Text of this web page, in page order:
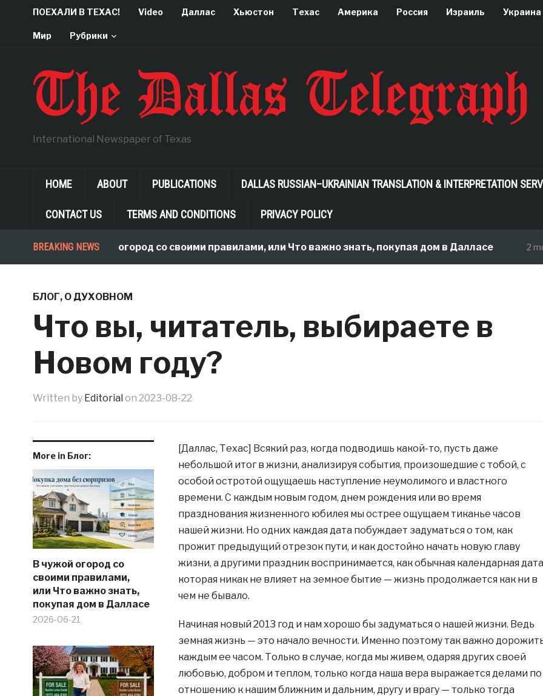
ПОЕХАЛИ В ТЕХАС! Video Даллас Хьюстон Техас Америка Россия Израиль Украина
Мир Рубрики
International Newspaper of Texas
HOME ABOUT PUBLICATIONS DALLAS RUSSIAN–UKRAINIAN TRANSLATION & INTERPRETATION
CONTACT US TERMS AND CONDITIONS PRIVACY POLICY
BREAKING NEWS
В чужой огород со своими правилами, или Что важно знать, покупая дом в Далласе 2
БЛОГ, О ДУХОВНОМ
Что вы, читатель, выбираете в
Новом году?
Written by Editorial on 2023-08-22
More in Блог:
В чужой огород со
своими правилами,
или Что важно знать,
покупая дом в Далласе
2026-06-21
[Даллас, Техас] Всякий раз, когда подводишь какой-то, пусть даже
небольшой итог в жизни, анализируя события, произошедшие с тобой, с
особой остротой ощущаешь наступление неумолимого и властного
времени. С каждым новым годом, днем рождения или во время
празднования жизненного юбилея мы острее ощущаем тиканье часов
нашей жизни. Но одних каждая дата побуждает задуматься о том, как
прожит предыдущий отрезок пути, и как достойно начать новую главу
жизни, а другими праздник воспринимается, как обычная календарная
которая никак не влияет на земное бытие — жизнь продолжается как ни в
чем не бывало.
Начиная новый 2013 год и нам хорошо бы задуматься о нашей жизни. Ведь
земная жизнь — это начало вечности. Именно поэтому так важно
каждым ее часом. Только в случае, когда мы живем, одаряя других своей
любовью, добром и теплом, только когда наша вера выражается делами по
отношению к нашим ближним и дальним, другу и врагу — только тогда